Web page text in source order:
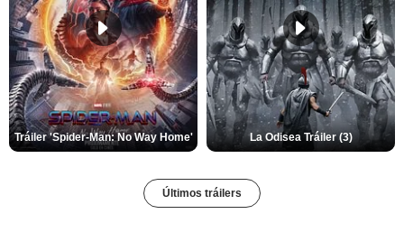
Tráiler 'Spider-Man: No Way Home' La Odisea Tráiler (3)
Últimos tráilers